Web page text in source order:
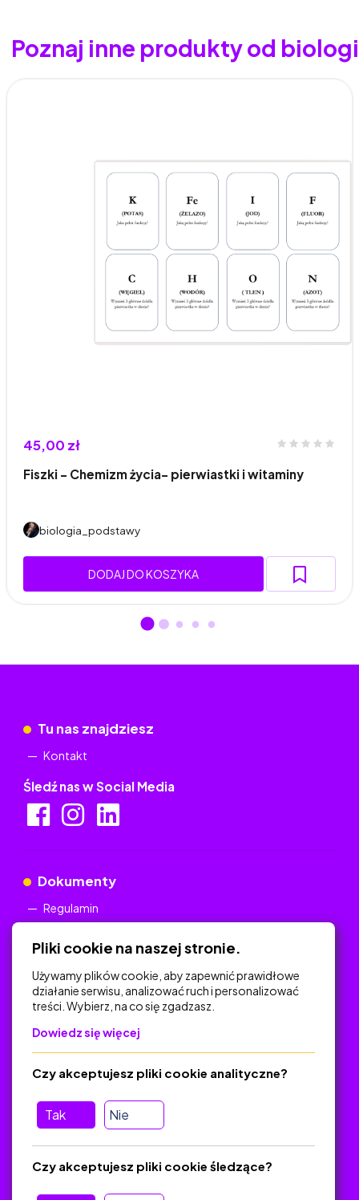
Poznaj inne produkty od
45,00 zł
Fiszki - Chemizm życia- pierwiastki i witaminy
biologia_podstawy
DODAJ DO KOSZYKA
Tu nas znajdziesz
Kontakt
Śledź nas w Social Media
Dokumenty
Regulamin
Na skróty
Polityka Prywatności
Regulamin
O platformie
Baza materiałów dydaktycznych
Jak zostać autorem
FAQ
Pliki cookie na naszej stronie.
Używamy plików cookie, aby zapewnić prawidłowe
działanie serwisu, analizować ruch i personalizować
treści. Wybierz, na co się zgadzasz.
Dowiedz się więcej
Tak Nie
Czy akceptujesz pliki cookie analityczne?
Czy akceptujesz pliki cookie śledzące?